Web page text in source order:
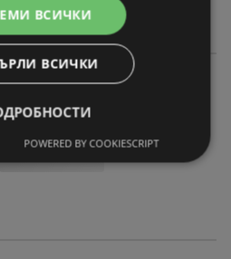
ВСИЧКИ
ВСИЧКИ
POWERED BY COOKIESCRIPT